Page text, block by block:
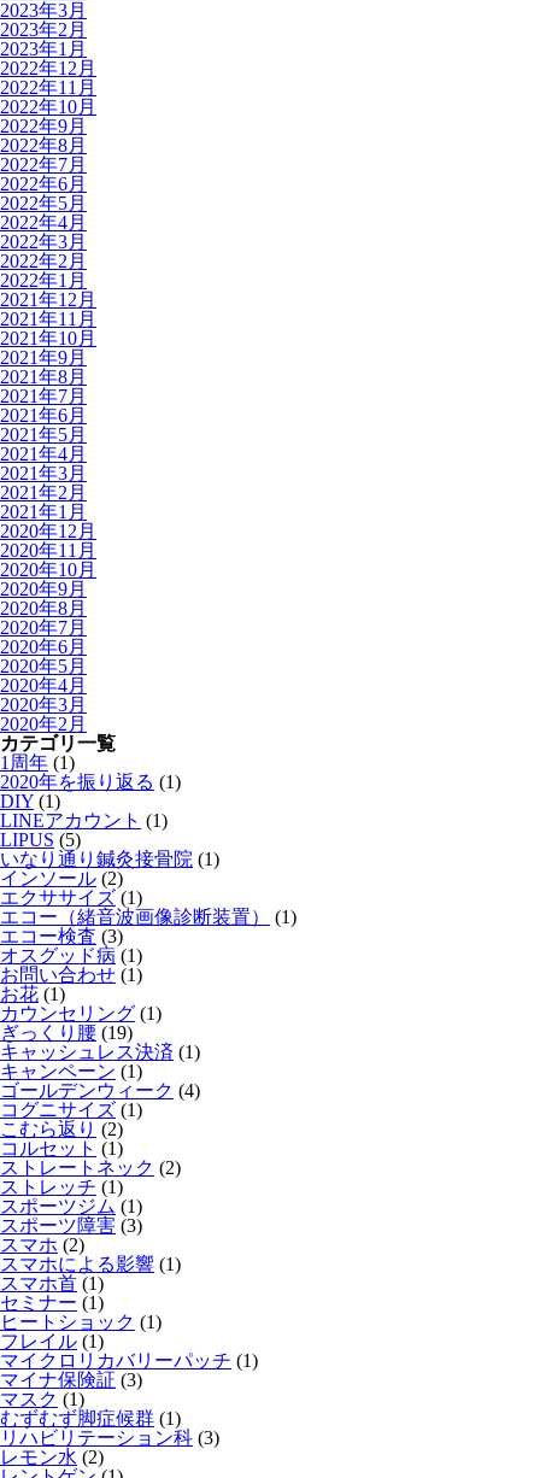
2023年3月
2023年2月
2023年1月
2022年12月
2022年11月
2022年10月
2022年9月
2022年8月
2022年7月
2022年6月
2022年5月
2022年4月
2022年3月
2022年2月
2022年1月
2021年12月
2021年11月
2021年10月
2021年9月
2021年8月
2021年7月
2021年6月
2021年5月
2021年4月
2021年3月
2021年2月
2021年1月
2020年12月
2020年11月
2020年10月
2020年9月
2020年8月
2020年7月
2020年6月
2020年5月
2020年4月
2020年3月
2020年2月
カテゴリ一覧
1周年 (1)
2020年を振り返る (1)
DIY (1)
LINEアカウント (1)
LIPUS (5)
いなり通り鍼灸接骨院 (1)
インソール (2)
エクササイズ (1)
エコー（緒音波画像診断装置）
(1)
エコー検査 (3)
オスグッド病 (1)
お問い合わせ (1)
お花 (1)
カウンセリング (1)
ぎっくり腰 (19)
キャッシュレス決済 (1)
キャンペーン (1)
ゴールデンウィーク (4)
コグニサイズ (1)
こむら返り (2)
コルセット (1)
ストレートネック (2)
ストレッチ (1)
スポーツジム (1)
スポーツ障害 (3)
スマホ (2)
スマホによる影響 (1)
スマホ首 (1)
セミナー (1)
ヒートショック (1)
フレイル (1)
マイクロリカバリーパッチ (1)
マイナ保険証 (3)
マスク (1)
むずむず脚症候群 (1)
リハビリテーション科 (3)
レモン水 (2)